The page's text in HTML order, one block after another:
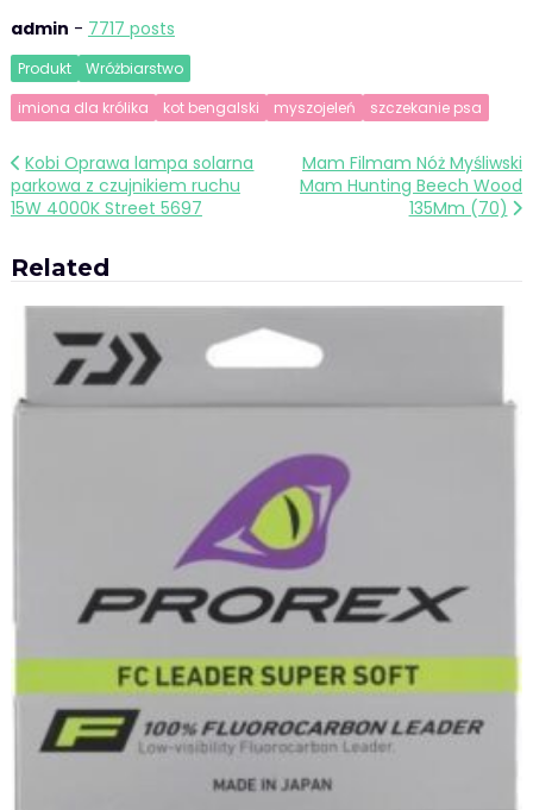
admin - 7717 posts
Produkt
Wróżbiarstwo
imiona dla królika
kot bengalski myszojeleń szczekanie psa
Nawigacja
wpisu
Kobi Oprawa lampa solarna
parkowa z czujnikiem ruchu
15W 4000K Street 5697
Mam Filmam Nóż Myśliwski
Mam Hunting Beech Wood
135Mm (70)
Related